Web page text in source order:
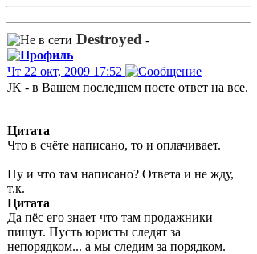
Destroyed -
Чт 22 окт, 2009 17:52
JK - в Вашем последнем посте ответ на все.
Цитата
Что в счёте написано, то и оплачивает.
Ну и что там написано? Ответа и не жду,
т.к.
Цитата
Да пёс его знает что там продажники
пишут. Пусть юристы следят за
непорядком... а мы следим за порядком.